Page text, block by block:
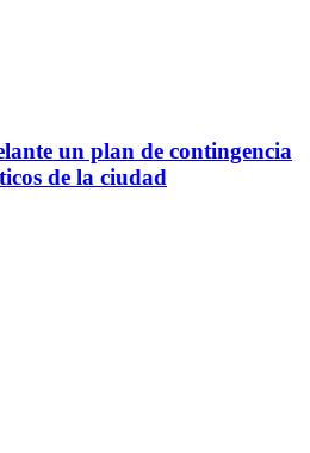
un plan de contingencia
de la ciudad